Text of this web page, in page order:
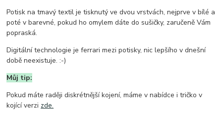
Potisk na tmavý textil je tisknutý ve dvou vrstvách, nejprve v bílé a
poté v barevné, pokud ho omylem dáte do sušičky, zaručeně Vám
popraská.
Digitální technologie je ferrari mezi potisky, nic lepšího v dnešní
době neexistuje. :-)
Můj tip:
Pokud máte raději diskrétnější kojení, máme v nabídce i tričko v
kojící verzi zde.